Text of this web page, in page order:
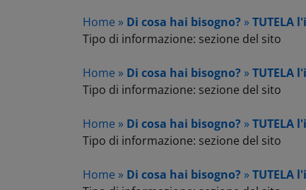
Home » Di cosa hai bisogno? »TUTELA
Tipo di informazione: sezione del sito
Home » Di cosa hai bisogno? »TUTELA
Tipo di informazione: sezione del sito
Home » Di cosa hai bisogno? »TUTELA
Tipo di informazione: sezione del sito
Home » Di cosa hai bisogno? »TUTELA